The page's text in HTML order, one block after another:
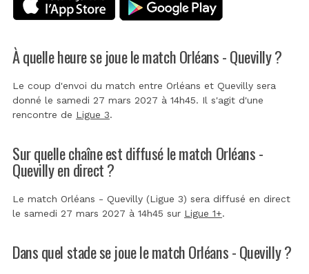
À quelle heure se joue le match Orléans - Quevilly ?
Le coup d'envoi du match entre Orléans et Quevilly sera
donné le samedi 27 mars 2027 à 14h45. Il s'agit d'une
rencontre de Ligue 3.
Sur quelle chaîne est diffusé le match Orléans -
Quevilly en direct ?
Le match Orléans - Quevilly (Ligue 3) sera diffusé en direct
le samedi 27 mars 2027 à 14h45 sur Ligue 1+.
Dans quel stade se joue le match Orléans - Quevilly ?